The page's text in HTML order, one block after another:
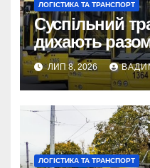
ЛОГІСТИКА ТА ТРАНСПОРТ
Суспільний
дихають
змінює наше
ЛИП 8, 2026
ЛОГІСТИКА ТА ТРАНСПОРТ